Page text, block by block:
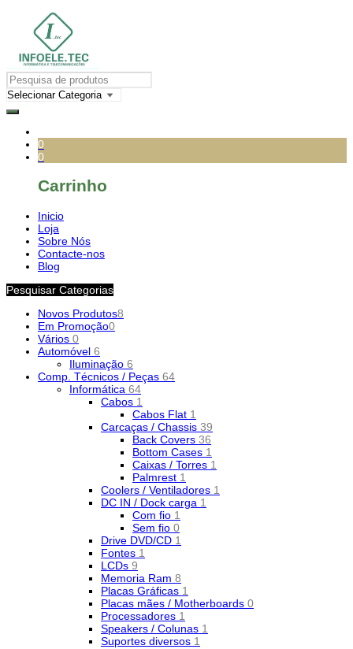
0
0
Carrinho
Inicio
Loja
Sobre Nós
Contacte-nos
Blog
Pesquisar Categorias
Novos Produtos8
Em Promoção0
Vários 0
Automóvel 6
Iluminação 6
Comp. Técnicos / Peças 64
Informática 64
Cabos 1
Cabos Flat 1
Carcaças / Chassis 39
Back Covers 36
Bottom Cases 1
Caixas / Torres 1
Palmrest 1
Coolers / Ventiladores 1
DC IN / Dock carga 1
Com fio 1
Sem fio 0
Drive DVD/CD 1
Fontes 1
LCDs 9
Memoria Ram 8
Placas Gráficas 1
Placas mães / Motherboards 0
Processadores 1
Speakers / Colunas 1
Suportes diversos 1